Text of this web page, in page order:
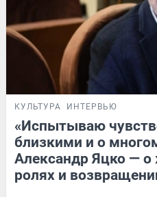
КУЛЬТУРА ИНТЕРВЬЮ
«Испытываю
близкими и о
Александр Яцко —
ролях и